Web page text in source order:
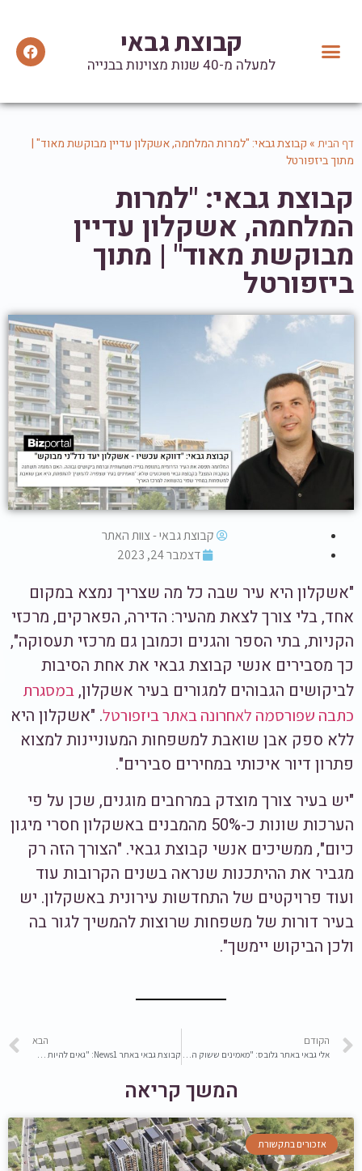
קבוצת גבאי
למעלה מ-40 שנות מצוינות בבנייה
דף הבית » קבוצת גבאי: "למרות המלחמה, אשקלון עדיין מבוקשת מאוד" |
מתוך ביזפורטל
קבוצת גבאי: "למרות
המלחמה, אשקלון עדיין
מבוקשת מאוד" | מתוך
ביזפורטל
קבוצת גבאי - צוות האתר
דצמבר 24, 2023
"אשקלון היא עיר שבה כל מה שצריך נמצא במקום
אחד, בלי צורך לצאת מהעיר: הדירה, הפארקים, מרכזי
הקניות, בתי הספר והגנים וכמובן גם מרכזי תעסוקה",
כך מסבירים אנשי קבוצת גבאי את אחת הסיבות
לביקושים הגבוהים למגורים בעיר אשקלון,במסגרת
כתבה שפורסמה לאחרונה באתר ביזפורטל. "אשקלון היא
ללא ספק אבן שואבת למשפחות המעוניינות למצוא
פתרון דיור איכותי במחירים סבירים".
"יש בעיר צורך מוצדק במרחבים מוגנים, שכן על פי
הערכות שונות כ-50% מהמבנים באשקלון חסרי מיגון
כיום", ממשיכים אנשי קבוצת גבאי. "הצורך הזה רק
מגביר את ההיתכנות שנראה בשנים הקרובות עוד
ועוד פרויקטים של התחדשות עירונית באשקלון. יש
בעיר דורות של משפחות שרוצות להמשיך לגור בה
ולכן הביקוש יימשך".
הקודם
אלי גבאי באתר גלובס: "מאמינים ששוק הנדל"ן יחזור לעצמו לאחר המלחמה"
הבא
קבוצת גבאי באתר News1: "גאים להיות חלק מהמהפך שעוברת אור יהודה"
המשך קריאה
אזכורים בתקשורת